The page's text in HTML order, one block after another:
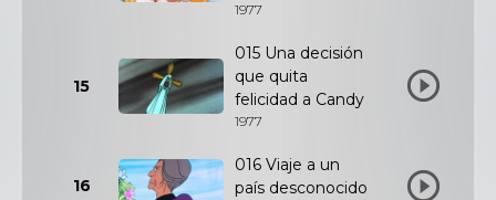
1977
15
015 Una decisión
que quita
felicidad a Candy
1977
16
016 Viaje a un
país desconocido